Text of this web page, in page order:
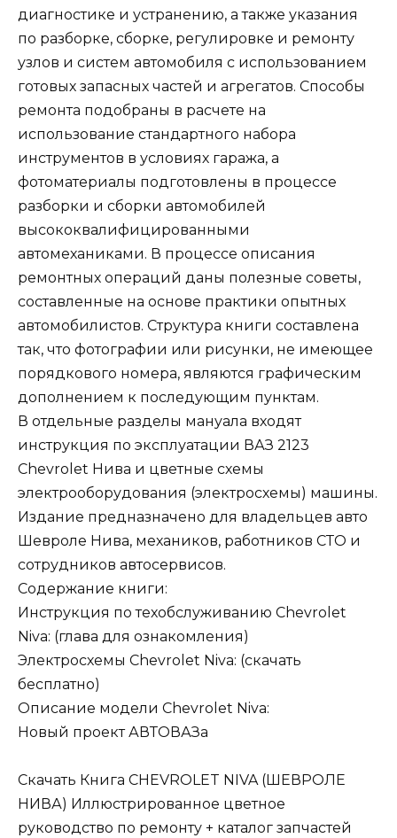
диагностике и устранению, а также указания
по разборке, сборке, регулировке и ремонту
узлов и систем автомобиля с использованием
готовых запасных частей и агрегатов. Способы
ремонта подобраны в расчете на
использование стандартного набора
инструментов в условиях гаража, а
фотоматериалы подготовлены в процессе
разборки и сборки автомобилей
высококвалифицированными
автомеханиками. В процессе описания
ремонтных операций даны полезные советы,
составленные на основе практики опытных
автомобилистов. Структура книги составлена
так, что фотографии или рисунки, не имеющее
порядкового номера, являются графическим
дополнением к последующим пунктам.
В отдельные разделы мануала входят
инструкция по эксплуатации ВАЗ 2123
Chevrolet Нива и цветные схемы
электрооборудования (электросхемы) машины.
Издание предназначено для владельцев авто
Шевроле Нива, механиков, работников СТО и
сотрудников автосервисов.
Содержание книги:
Инструкция по техобслуживанию Chevrolet
Niva: (глава для ознакомления)
Электросхемы Chevrolet Niva: (скачать
бесплатно)
Описание модели Chevrolet Niva:
Новый проект АВТОВАЗа
Скачать Книга CHEVROLET NIVA (ШЕВРОЛЕ
НИВА) Иллюстрированное цветное
руководство по ремонту + каталог запчастей